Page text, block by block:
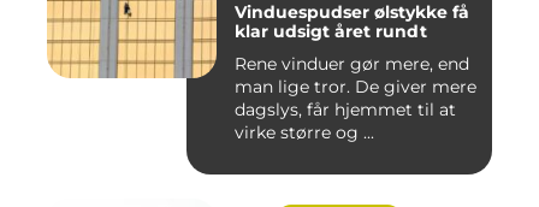
Vinduespudser ølstykke få
klar udsigt året rundt
Rene vinduer gør mere, end
man lige tror. De giver mere
dagslys, får hjemmet til at
virke større og ...